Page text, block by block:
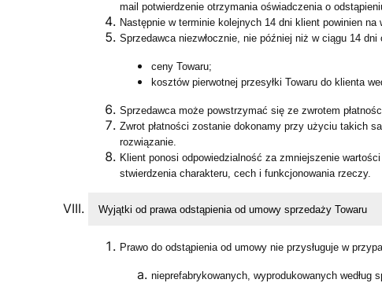
mail potwierdzenie otrzymania oświadczenia o
Następnie w terminie kolejnych 14 dni klient powinien
Sprzedawca niezwłocznie, nie później niż w ciągu 14
ceny Towaru;
kosztów pierwotnej przesyłki Towaru do klienta
Sprzedawca może powstrzymać się ze zwrotem
Zwrot płatności zostanie dokonamy przy użyciu takich
rozwiązanie.
Klient ponosi odpowiedzialność za zmniejszenie
stwierdzenia charakteru, cech i funkcjonowania rzeczy.
Wyjątki od prawa odstąpienia od umowy sprzedaży Towaru
Prawo do odstąpienia od umowy nie przysługuje w
nieprefabrykowanych, wyprodukowanych